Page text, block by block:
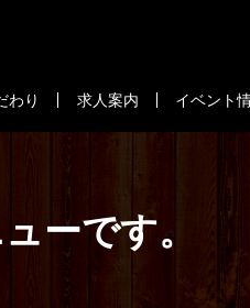
わり 求人案内 イベント
ーです。